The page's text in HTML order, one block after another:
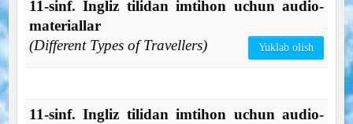
11-sinf. Ingliz tilidan imtihon uchun audio-
materiallar
(Different Types of Travellers)
Yuklab olish
11-sinf. Ingliz tilidan imtihon uchun audio-